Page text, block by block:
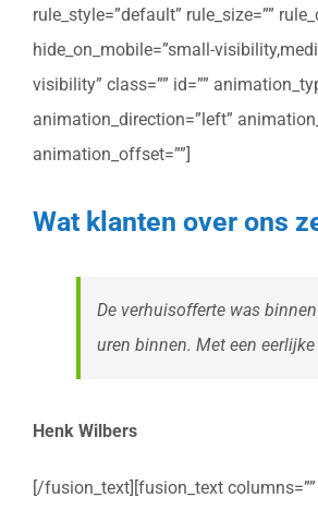
rule_style=”default” rule_size=””
hide_on_mobile=”small-
visibility” class=”” id=””
animation_direction=”left”
animation_offset=””]
Wat klanten over ons
De verhuisofferte was
uren binnen. Met een eerlijke
Henk Wilbers
[/fusion_text][fusion_text columns=””